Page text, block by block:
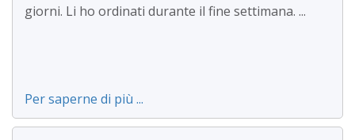
giorni. Li ho ordinati durante il fine settimana. ...
Per saperne di più ...